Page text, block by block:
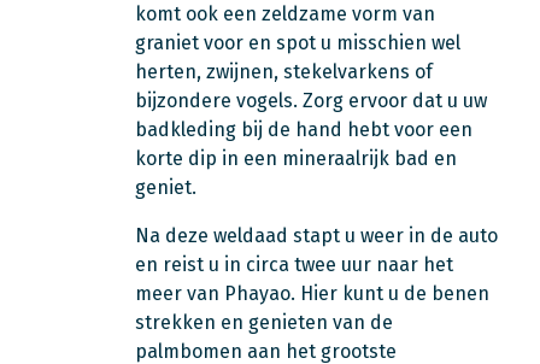
komt ook een zeldzame vorm van
graniet voor en spot u misschien wel
herten, zwijnen, stekelvarkens of
bijzondere vogels. Zorg ervoor dat u uw
badkleding bij de hand hebt voor een
korte dip in een mineraalrijk bad en
geniet.
Na deze weldaad stapt u weer in de auto
en reist u in circa twee uur naar het
meer van Phayao. Hier kunt u de benen
strekken en genieten van de
palmbomen aan het grootste